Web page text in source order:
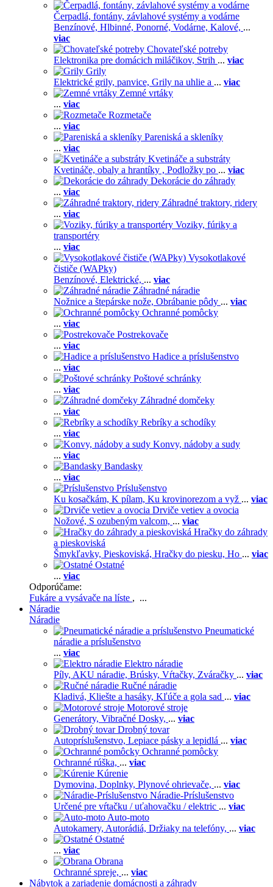
Čerpadlá, fontány, závlahové systémy a vodárne
Benzínové, Hlbinné, Ponorné, Vodárne, Kalové, ...
viac
Chovateľské potreby
Elektronika pre domácich miláčikov, Strih ... viac
Grily
Elektrické grily, panvice, Grily na uhlie a ... viac
Zemné vrtáky
... viac
Rozmetače
... viac
Pareniská a skleníky
... viac
Kvetináče a substráty
Kvetináče, obaly a hrantíky , Podložky po ... viac
Dekorácie do záhrady
... viac
Záhradné traktory, ridery
... viac
Voziky, fúriky a
transportéry
... viac
Vysokotlakové
čističe (WAPky)
Benzínové, Elektrické, ... viac
Záhradné náradie
Nožnice a štepárske nože, Obrábanie pôdy ... viac
Ochranné pomôcky
... viac
Postrekovače
... viac
Hadice a príslušenstvo
... viac
Poštové schránky
... viac
Záhradné domčeky
... viac
Rebríky a schodíky
... viac
Konvy, nádoby a sudy
... viac
Bandasky
... viac
Príslušenstvo
Ku kosačkám, K pílam, Ku krovinorezom a vyž ... viac
Drviče vetiev a ovocia
Nožové, S ozubeným valcom, ... viac
Hračky do záhrady
a pieskoviská
Šmykľavky, Pieskoviská, Hračky do piesku, Ho ... viac
Ostatné
... viac
Odporúčame:
Fukáre a vysávače na líste , ...
Náradie
Náradie
Pneumatické
náradie a príslušenstvo
... viac
Elektro náradie
Píly, AKU náradie, Brúsky, Vŕtačky, Zváračky ... viac
Ručné náradie
Kladivá, Kliešte a hasáky, Kľúče a gola sad ... viac
Motorové stroje
Generátory, Vibračné Dosky, ... viac
Drobný tovar
Autopríslušenstvo, Lepiace pásky a lepidlá ... viac
Ochranné pomôcky
Ochranné rúška, ... viac
Kúrenie
Dymovina, Doplnky, Plynové ohrievače, ... viac
Náradie-Príslušenstvo
Určené pre vŕtačku / uťahovačku / elektric ... viac
Auto-moto
Autokamery, Autorádiá, Držiaky na telefóny, ... viac
Ostatné
... viac
Obrana
Ochranné spreje, ... viac
Nábytok a zariadenie domácnosti a záhrady